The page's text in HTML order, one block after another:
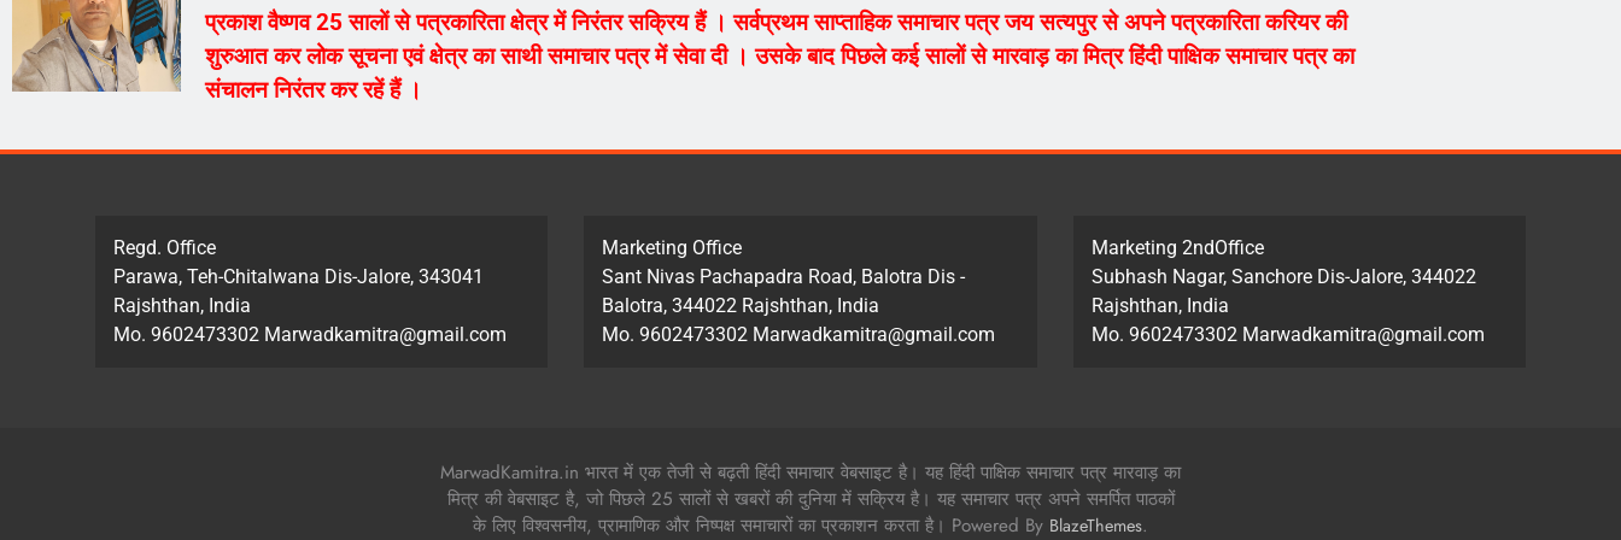
प्रकाश वैष्णव 25 सालों से पत्रकारिता क्षेत्र में निरंतर सक्रिय हैं । सर्वप्रथम साप्ताहिक समाचार पत्र जय सत्यपुर से अपने पत्रकारिता करियर की
शुरुआत कर लोक सूचना एवं क्षेत्र का साथी समाचार पत्र में सेवा दी । उसके बाद पिछले कई सालों से मारवाड़ का मित्र हिंदी पाक्षिक समाचार पत्र का
संचालन निरंतर कर रहें हैं ।
Regd. Office
Parawa, Teh-Chitalwana Dis-Jalore, 343041
Rajshthan, India
Mo. 9602473302 Marwadkamitra@gmail.com
Marketing Office
Sant Nivas Pachapadra Road, Balotra Dis -
Balotra, 344022 Rajshthan, India
Mo. 9602473302 Marwadkamitra@gmail.com
Marketing 2ndOffice
Subhash Nagar, Sanchore Dis-Jalore, 344022
Rajshthan, India
Mo. 9602473302 Marwadkamitra@gmail.com
MarwadKamitra.in भारत में एक तेजी से बढ़ती हिंदी समाचार वेबसाइट है। यह हिंदी पाक्षिक समाचार पत्र मारवाड़ का
मित्र की वेबसाइट है, जो पिछले 25 सालों से खबरों की दुनिया में सक्रिय है। यह समाचार पत्र अपने समर्पित पाठकों
के लिए विश्वसनीय, प्रामाणिक और निष्पक्ष समाचारों का प्रकाशन करता है। Powered By BlazeThemes.